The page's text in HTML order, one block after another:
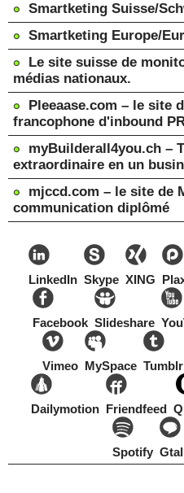
Smartketing Suisse/
Smartketing Europe/
Le site suisse de
médias nationaux.
Pleeaase.com – le site
francophone d'inbound
myBuilderall4you.ch –
extraordinaire en un
mjccd.com – le site de
communication diplômé
LinkedIn Skype XING
Facebook Slideshare
Vimeo MySpace Tumblr
Dailymotion Friendfeed
Spotify